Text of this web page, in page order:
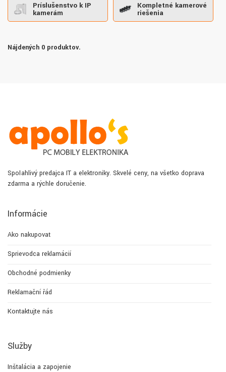
Príslušenstvo k IP
kamerám
Kompletné kamerové
riešenia
Nájdených 0 produktov.
Spoľahlivý predajca IT a elektroniky. Skvelé ceny, na všetko doprava
zdarma a rýchle doručenie.
Informácie
Ako nakupovať
Sprievodca reklamácií
Obchodné podmienky
Reklamační řád
Kontaktujte nás
Služby
Inštalácia a zapojenie